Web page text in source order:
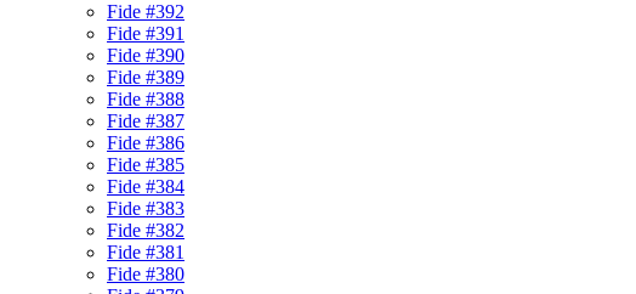
Fide #392
Fide #391
Fide #390
Fide #389
Fide #388
Fide #387
Fide #386
Fide #385
Fide #384
Fide #383
Fide #382
Fide #381
Fide #380